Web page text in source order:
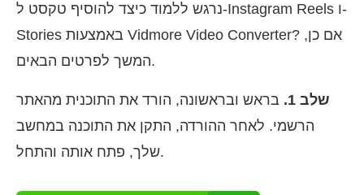
נרגש ללמוד כיצד להוסיף טקסט ל-Instagram Reels ו-
Stories באמצעות Vidmore Video Converter? אם כן,
המשך לפרטים הבאים.
שלב 1.
בראש ובראשונה, הורד את התוכנית מהאתר
הרשמי. לאחר ההורדה, התקן את התוכנה במחשב
שלך, פתח אותה והתחל.